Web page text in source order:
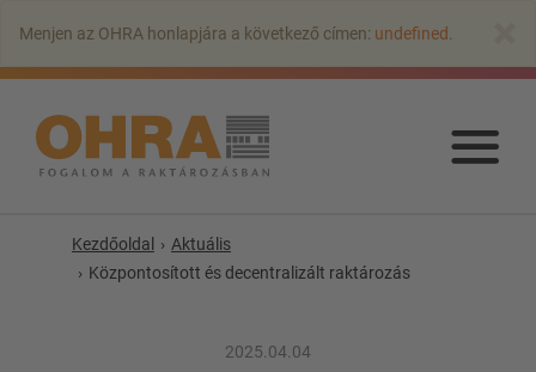
fő
Menjen az OHRA honlapjára a következő címen: undefined
Kezdőoldal
Aktuális
Központosított és decentralizált raktározás
2025.04.04